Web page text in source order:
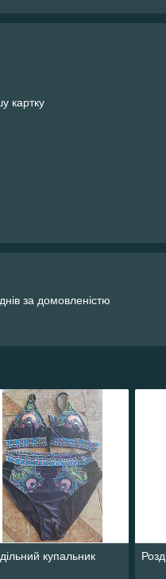
картку
за домовленістю
купальник